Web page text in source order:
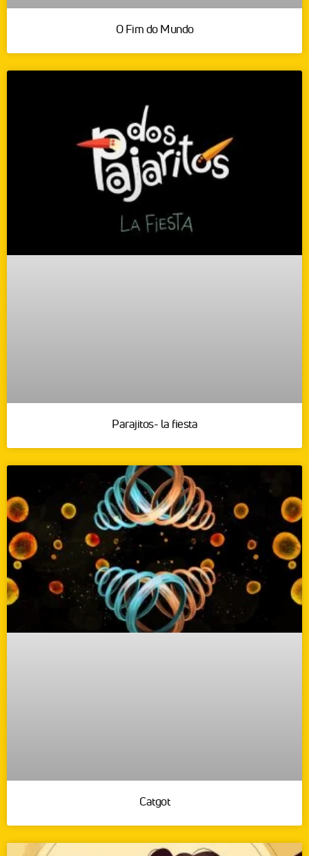
O Fim do Mundo
Parajitos- la fiesta
Catgot